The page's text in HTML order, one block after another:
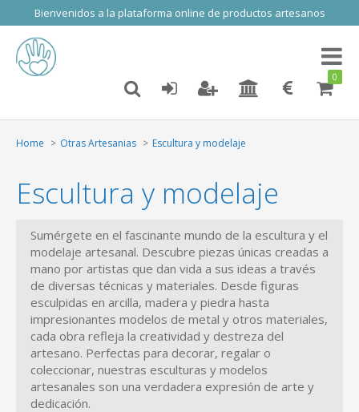
Bienvenidos a la plataforma online de productos artesanos
Toggle
0
Home Otras Artesanias Escultura y modelaje
Escultura y modelaje
Sumérgete en el fascinante mundo de la escultura y el
modelaje artesanal. Descubre piezas únicas creadas a
mano por artistas que dan vida a sus ideas a través
de diversas técnicas y materiales. Desde figuras
esculpidas en arcilla, madera y piedra hasta
impresionantes modelos de metal y otros materiales,
cada obra refleja la creatividad y destreza del
artesano. Perfectas para decorar, regalar o
coleccionar, nuestras esculturas y modelos
artesanales son una verdadera expresión de arte y
dedicación.